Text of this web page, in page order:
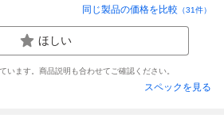
同じ製品の価格を比較 （31件）
ほしい
います。商品説明も合わせてご確認ください。
スペックを見る